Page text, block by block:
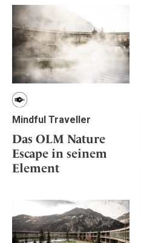
Mindful Traveller
Das OLM Nature
Escape in seinem
Element